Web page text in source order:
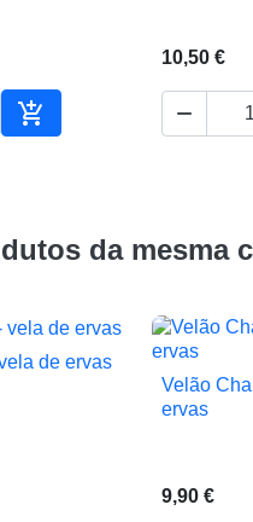

Adicionar ao carrinho
10,50 €

da mesma
de ervas
Velão
ervas
9,90 €